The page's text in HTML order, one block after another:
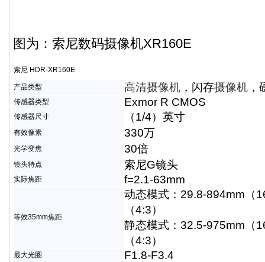
图为：索尼数码摄像机XR160E
索尼 HDR-XR160E
产品类型 高清摄像机 ，闪存摄像机 ，
传感器类型 Exmor R CMOS
传感器尺寸 （1/4）英寸
有效像素 330万
光学变焦 30倍
镜头特点 索尼G镜头
实际焦距 f=2.1-63mm
等效35mm焦距
动态模式：29.8-894mm（
（4:3）
静态模式：32.5-975mm（
（4:3）
最大光圈 F1.8-F3.4